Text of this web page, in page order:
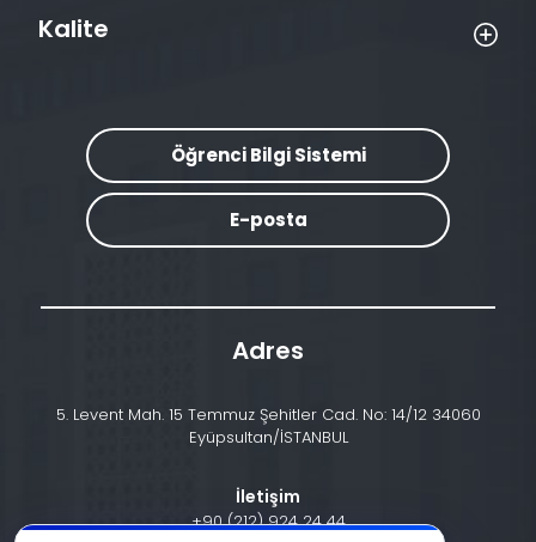
Kalite
Öğrenci Bilgi Sistemi
E-posta
Adres
5. Levent Mah. 15 Temmuz Şehitler Cad. No: 14/12 34060
Eyüpsultan/İSTANBUL
İletişim
+90 (212) 924 24 44